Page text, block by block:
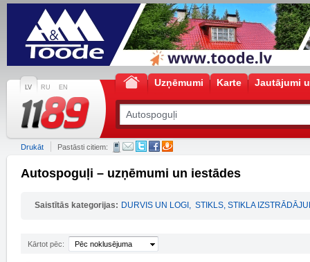
LV RU EN Uzņēmumi Karte Jautājumi
Drukāt Pastāsti citiem:
Autospoguļi – uzņēmumi un iestādes
Saistītās kategorijas: DURVIS UN LOGI , STIKLS, STIKLA
Kārtot pēc: Pēc noklusējuma